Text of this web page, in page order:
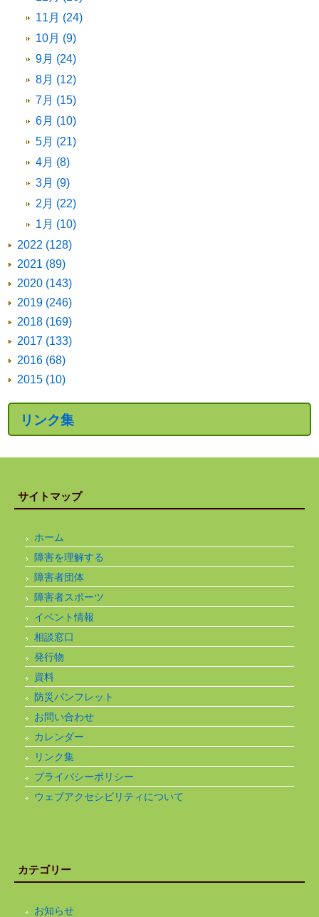
11月 (24)
10月 (9)
9月 (24)
8月 (12)
7月 (15)
6月 (10)
5月 (21)
4月 (8)
3月 (9)
2月 (22)
1月 (10)
2022 (128)
2021 (89)
2020 (143)
2019 (246)
2018 (169)
2017 (133)
2016 (68)
2015 (10)
リンク集
サイトマップ
ホーム
障害を理解する
障害者団体
障害者スポーツ
イベント情報
相談窓口
発行物
資料
防災パンフレット
お問い合わせ
カレンダー
リンク集
プライバシーポリシー
ウェブアクセシビリティについて
カテゴリー
お知らせ